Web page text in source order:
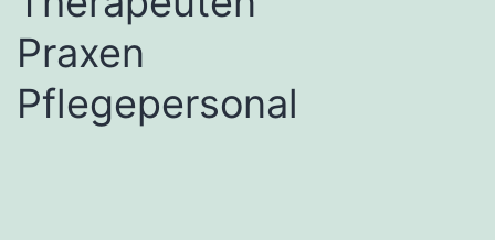
Praxen
Pflegepersonal